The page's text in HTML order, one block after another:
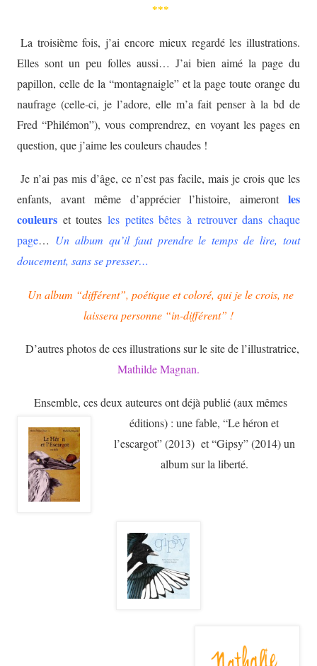
***
La troisième fois, j’ai encore mieux regardé les illustrations.
Elles sont un peu folles aussi… J’ai bien aimé la page du
papillon, celle de la “montagnaigle” et la page toute orange du
naufrage (celle-ci, je l’adore, elle m’a fait penser à la bd de
Fred “Philémon”), vous comprendrez, en voyant les pages en
question, que j’aime les couleurs chaudes !
Je n’ai pas mis d’âge, ce n’est pas facile, mais je crois que les
enfants, avant même d’apprécier l’histoire, aimerontles
couleurset toutes les petites bêtes à retrouver dans chaque
page… Un album qu’il faut prendre le temps de lire, tout
doucement, sans se presser…
Un album “différent”, poétique et coloré, qui je le crois, ne
laissera personne “in-différent” !
D’autres photos de ces illustrations sur le site de l’illustratrice,
Mathilde Magnan.
Ensemble, ces deux auteures ont déjà publié (aux mêmes
éditions) : une fable, “Le héron et
l’escargot” (2013) et “Gipsy” (2014) un
album sur la liberté.